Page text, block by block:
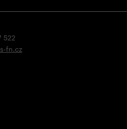
522
fn.cz